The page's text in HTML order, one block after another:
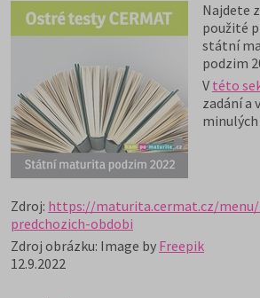
Najdete
použité
státní
podzim
V této
zadání a
Zdroj: https://maturita.cermat.cz/
predchozich-obdobi
Zdroj obrázku: Image by Freepik
12.9.2022